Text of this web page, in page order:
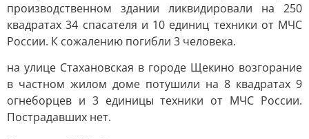
производственном здании ликвидировали на 250
квадратах 34 спасателя и 10 единиц техники от МЧС
России. К сожалению погибли 3 человека.
на улице Стахановская в городе Щекино возгорание
в частном жилом доме потушили на 8 квадратах 9
огнеборцев и 3 единицы техники от МЧС России.
Пострадавших нет.